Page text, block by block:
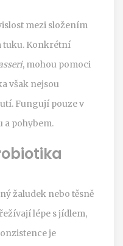
mezi složením
tuku. Konkrétní
, mohou pomoci
však nejsou
Fungují pouze v
a pohybem.
žaludek nebo těsně
lépe s jídlem,
je